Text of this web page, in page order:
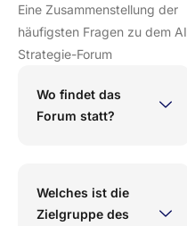
Eine Zusammenstellung der
häufigsten Fragen zu dem AI
Strategie-Forum
Wo findet das
Forum statt?
Welches ist die
Zielgruppe des